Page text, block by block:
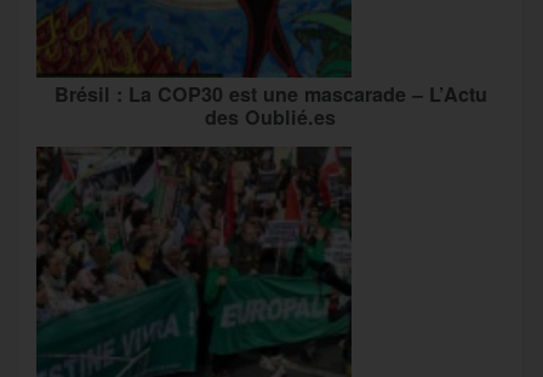
Brésil : La COP30 est une mascarade – L’Actu
des Oublié.es